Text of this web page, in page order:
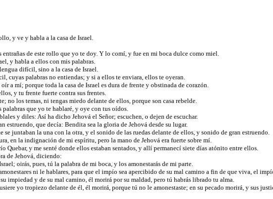
y ve y habla a la casa de Israel.
de este rollo que yo te doy. Y lo comí, y fue en mi boca dulce como miel.
y habla a ellos con mis palabras.
difícil, sino a la casa de Israel.
cuyas palabras no entiendas; y si a ellos te enviara, ellos te oyeran.
a mí; porque toda la casa de Israel es dura de frente y obstinada de corazón.
y tu frente fuerte contra sus frentes.
no los temas, ni tengas miedo delante de ellos, porque son casa rebelde.
que yo te hablaré, y oye con tus oídos.
y diles: Así ha dicho Jehová el Señor; escuchen, o dejen de escuchar.
que decía: Bendita sea la gloria de Jehová desde su lugar.
juntaban la una con la otra, y el sonido de las ruedas delante de ellos, y sonido de gran estruendo.
en la indignación de mi espíritu, pero la mano de Jehová era fuerte sobre mí.
y me senté donde ellos estaban sentados, y allí permanecí siete días atónito entre ellos.
de Jehová, diciendo:
oirás, pues, tú la palabra de mi boca, y los amonestarás de mi parte.
ni le hablares, para que el impío sea apercibido de su mal camino a fin de que viva, el
impiedad y de su mal camino, él morirá por su maldad, pero tú habrás librado tu alma.
yo tropiezo delante de él, él morirá, porque tú no le amonestaste; en su pecado morirá, y sus